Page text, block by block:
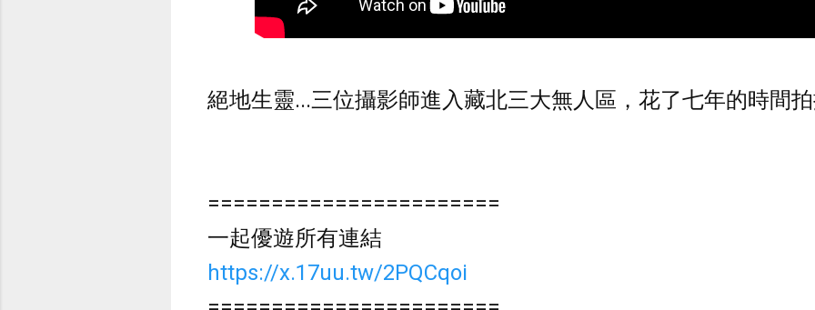
絕地生靈...三位攝影師進入藏北三大無人區，花了七年的時間
=======================
一起優遊所有連結
https://x.17uu.tw/2PQCqoi